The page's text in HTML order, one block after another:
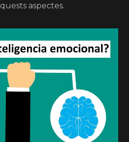
aspectes.